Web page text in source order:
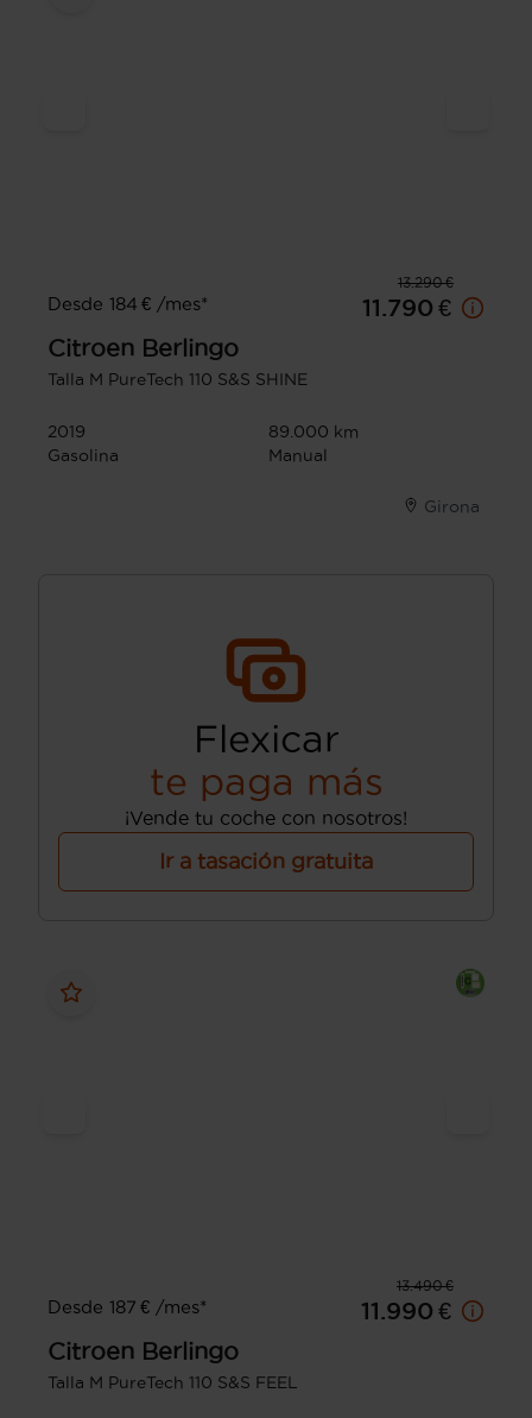
13.290 €
Desde 184 € /mes*
11.790 €
Citroen Berlingo
Talla M PureTech 110 S&S SHINE
2019
89.000 km
Gasolina
Manual
Girona
Flexicar
te paga más
¡Vende tu coche con nosotros!
Ir a tasación gratuita
13.490 €
Desde 187 € /mes*
11.990 €
Citroen Berlingo
Talla M PureTech 110 S&S FEEL